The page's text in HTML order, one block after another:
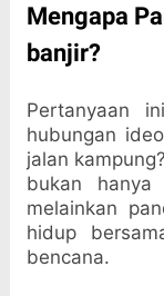
Mengapa
banjir?
Pertanyaan
hubungan
jalan
bukan
melainkan
hidup
bencana.